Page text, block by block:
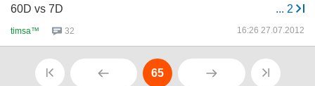
... 2
60D vs 7D
timsa™ 32 16:26 27.07.2012
65